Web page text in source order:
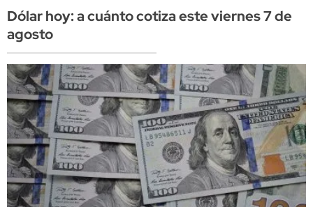
Dólar hoy: a cuánto cotiza este viernes 7 de
agosto